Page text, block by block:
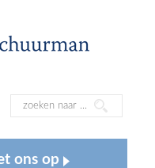
ons op